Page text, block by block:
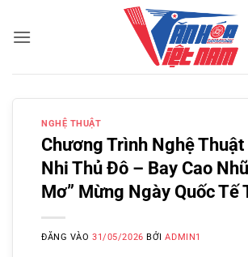
qua
dung
NGHỆ THUẬT
Chương Trình Nghệ Thuật
Nhi Thủ Đô – Bay Cao
Mơ” Mừng Ngày Quốc Tế
ĐĂNG VÀO31/05/2026 BỞIADMIN1